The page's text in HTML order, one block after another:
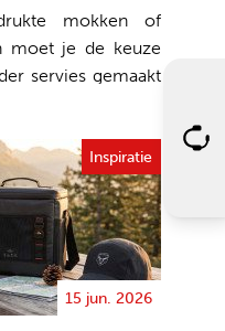
mokken of
moet je de keuze
servies gemaakt
Inspiratie
15 jun. 2026